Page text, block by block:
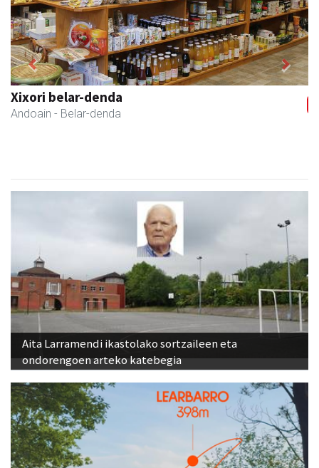
Xixori belar-denda
Andoain - Belar-denda
Previous Next
Aita Larramendi ikastolako sortzaileen eta
ondorengoen arteko katebegia